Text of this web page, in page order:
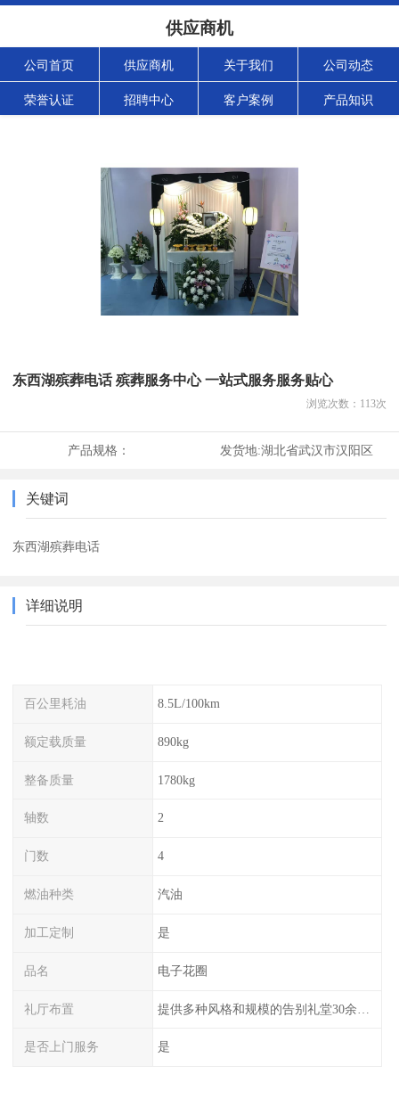
供应商机
公司首页 供应商机 关于我们 公司动态
荣誉认证 招聘中心 客户案例 产品知识
东西湖殡葬电话 殡葬服务中心 一站式服务服务贴心
浏览次数： 113次
产品规格： 发货地:湖北省武汉市汉阳区
关键词
东西湖殡葬电话
详细说明
百公里耗油 8.5L/100km
额定载质量 890kg
整备质量 1780kg
轴数 2
门数 4
燃油种类 汽油
加工定制 是
品名 电子花圈
礼厅布置
是否上门服务 是